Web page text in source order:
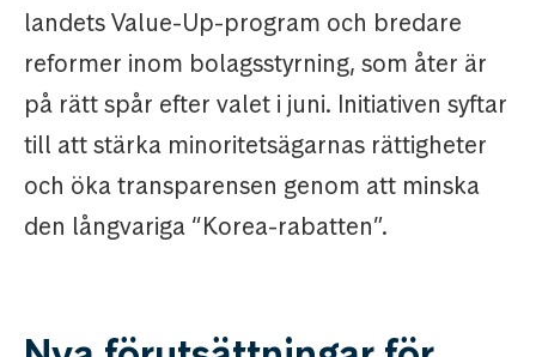
landets Value-Up-program och bredare
reformer inom bolagsstyrning, som åter är
på rätt spår efter valet i juni. Initiativen syftar
till att stärka minoritetsägarnas rättigheter
och öka transparensen genom att minska
den långvariga “Korea-rabatten”.